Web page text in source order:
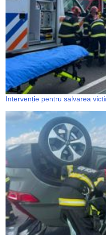
Intervenție pentru salvarea